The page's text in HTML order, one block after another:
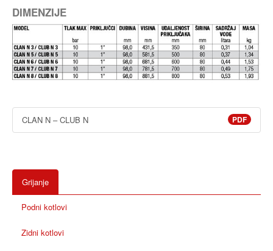
DIMENZIJE
PDF
CLAN N – CLUB N
Grijanje
Podni kotlovi
Zidni kotlovi